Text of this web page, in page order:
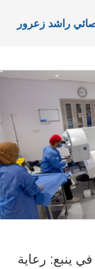
راشد زعرور
ينبع: رعاية